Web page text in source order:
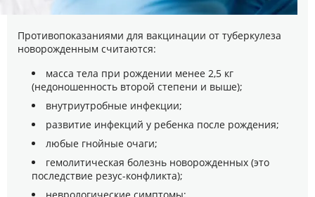
Противопоказаниями для вакцинации от туберкулеза
новорожденным считаются:
масса тела при рождении менее 2,5 кг
(недоношенность второй степени и выше);
внутриутробные инфекции;
развитие инфекций у ребенка после рождения;
любые гнойные очаги;
гемолитическая болезнь новорожденных (это
последствие резус-конфликта);